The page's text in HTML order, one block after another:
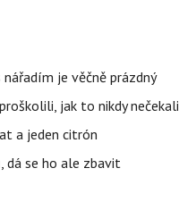
je věčně prázdný
jak to nikdy nečekali
a jeden citrón
dá se ho ale zbavit